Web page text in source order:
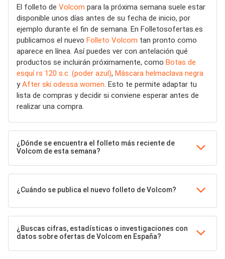
El folleto de Volcom para la próxima semana suele estar
disponible unos días antes de su fecha de inicio, por
ejemplo durante el fin de semana. En Folletosofertas.es
publicamos el nuevo Folleto Volcom tan pronto como
aparece en línea. Así puedes ver con antelación qué
productos se incluirán próximamente, como Botas de
esquí rs 120 s.c. (poder azul), Máscara helmaclava negra
yAfter ski odessa women. Esto te permite adaptar tu
lista de compras y decidir si conviene esperar antes de
realizar una compra.
¿Dónde se encuentra el folleto más reciente de
Volcom de esta semana?
¿Cuándo se publica el nuevo folleto de Volcom?
¿Buscas cifras, estadísticas o investigaciones con
datos sobre ofertas de Volcom en España?